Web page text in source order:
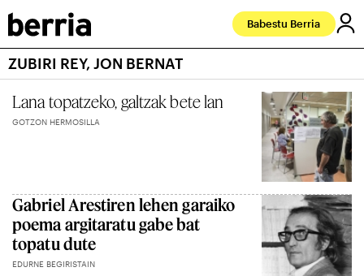
Babestu Berria
ZUBIRI REY, JON BERNAT
Lana topatzeko, galtzak bete lan
GOTZON HERMOSILLA
Gabriel Arestiren lehen garaiko
poema argitaratu gabe bat
topatu dute
EDURNE BEGIRISTAIN